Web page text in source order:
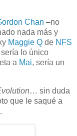
Chan –no
nada más y
Maggie Q de NFS
lo único
a Mai, sería un
… sin duda
que le saqué a